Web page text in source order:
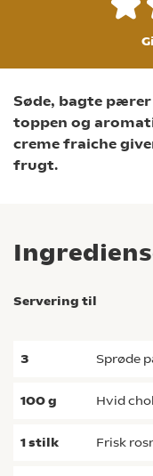
Søde, bagte
toppen og
creme fraiche
frugt.
Servering til
3 sprøde
100g hvid
1stilk frisk